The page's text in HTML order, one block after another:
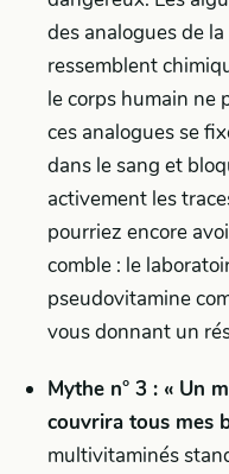
des analogues de
ressemblent
le corps humain ne
ces analogues se
dans le sang et
activement les
pourriez encore
comble : le
pseudovitamine
vous donnant un
Mythe n° 3 : « Un
couvrira tous mes
multivitaminés